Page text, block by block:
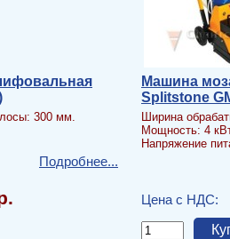
300 мм.
Подробнее...
Машина
Splitstone
Ширина
Мощность: 4
Напряжение
Цена с НДС: